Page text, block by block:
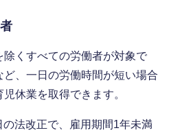
くすべての労働者が対象で
、一日の労働時間が短い場合
休業を取得できます。
法改正で、雇用期間1年未満